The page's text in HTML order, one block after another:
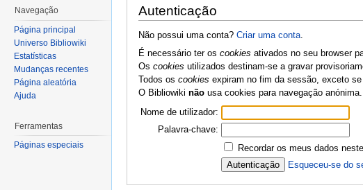
Autenticação
Não possui uma conta? Criar uma conta.
É necessário ter os cookies ativados no seu browser
Os cookies utilizados destinam-se a gravar
Todos os cookies expiram no fim da sessão, exceto
O Bibliowiki nãousa cookies para navegação anónima.
Nome de utilizador:
Palavra-chave:
Recordar os meus dados
Esqueceu-se do
Navegação
Página principal
Universo Bibliowiki
Estatísticas
Mudanças recentes
Página aleatória
Ajuda
Ferramentas
Páginas especiais